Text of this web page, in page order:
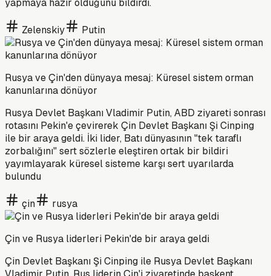
yapmaya hazır olduğunu bildirdi.
Zelenskiy Putin
Rusya ve Çin'den dünyaya mesaj: Küresel sistem orman
kanunlarına dönüyor
Rusya Devlet Başkanı Vladimir Putin, ABD ziyareti sonrası
rotasını Pekin'e çevirerek Çin Devlet Başkanı Şi Cinping
ile bir araya geldi. İki lider, Batı dünyasının "tek taraflı
zorbalığını" sert sözlerle eleştiren ortak bir bildiri
yayımlayarak küresel sisteme karşı sert uyarılarda
bulundu
çin rusya
Çin ve Rusya liderleri Pekin'de bir araya geldi
Çin Devlet Başkanı Şi Cinping ile Rusya Devlet Başkanı